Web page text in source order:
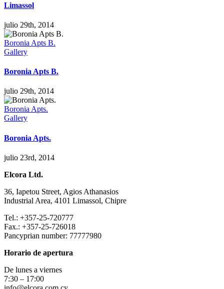
Limassol
julio 29th, 2014
Boronia Apts B.
Gallery
Boronia Apts B.
julio 29th, 2014
Boronia Apts.
Gallery
Boronia Apts.
julio 23rd, 2014
Elcora Ltd.
36, Iapetou Street, Agios Athanasios
Industrial Area, 4101 Limassol, Chipre
Tel.: +357-25-720777
Fax.: +357-25-726018
Pancyprian number: 77777980
Horario de apertura
De lunes a viernes
7:30 – 17:00